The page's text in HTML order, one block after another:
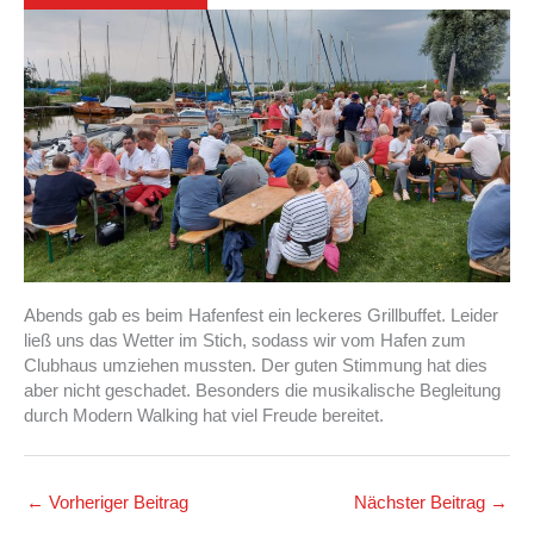
Abends gab es beim Hafenfest ein leckeres Grillbuffet. Leider
ließ uns das Wetter im Stich, sodass wir vom Hafen zum
Clubhaus umziehen mussten. Der guten Stimmung hat dies
aber nicht geschadet. Besonders die musikalische Begleitung
durch Modern Walking hat viel Freude bereitet.
← Vorheriger Beitrag Nächster Beitrag →